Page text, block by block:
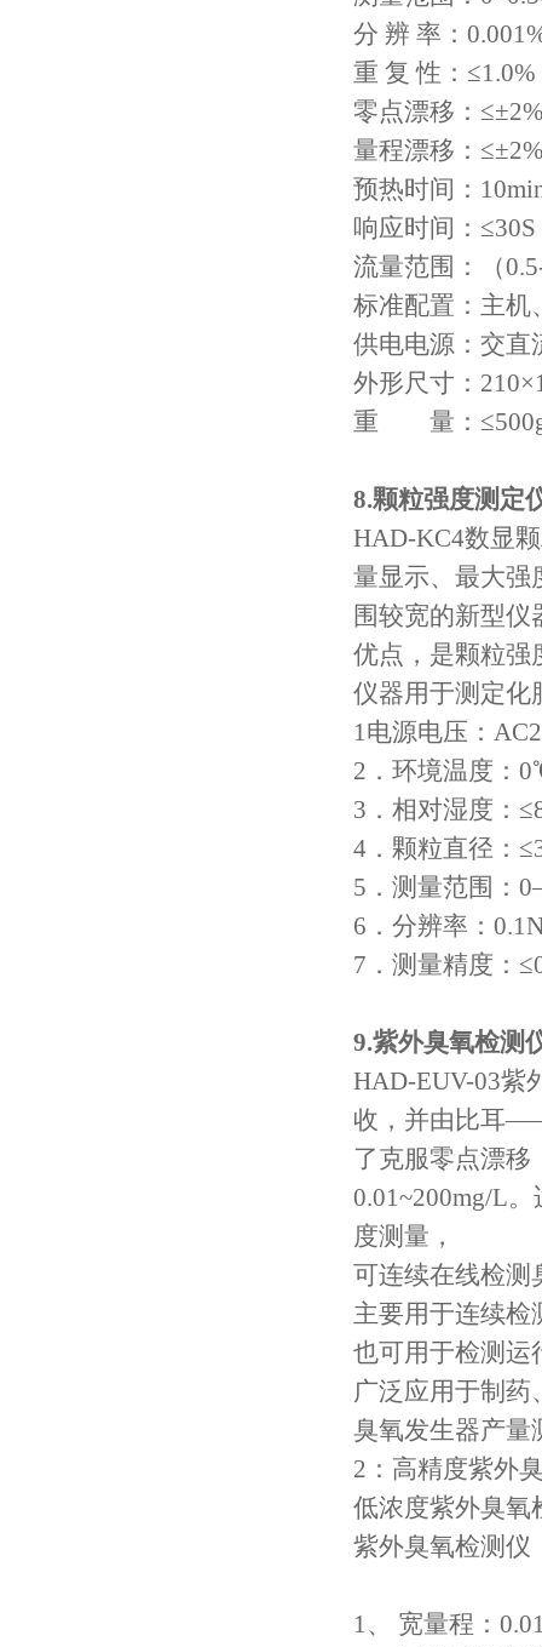
分 辨 率：
重 复 性：≤1.0%
零点漂移：≤±
量程漂移：≤±
预热时间：
响应时间：≤30S
流量范围：（
标准配置：主机
供电电源：交直
外形尺寸： 210×
重 量：≤
8.颗粒强度测定
HAD-KC4数显
量显示、最大强
围较宽的新型
优点，是颗粒强
仪器用于测定化
1电源电压：
2 ．环境温度： 0
3 ．相对湿度：≤
4 ．颗粒直径：≤
5 ．测量范围： 0
6 ．分辨率：
7 ．测量精度：≤
9.紫外臭氧检测
HAD-EUV-03紫
收，并由比耳
了克服零点漂移
0.01~200mg/L。
度测量，
可连续在线检测
主要用于连续检
也可用于检测运
广泛应用于制
臭氧发生器产量
2 ：高精度紫外
低浓度紫外臭氧
紫外臭氧检测仪
1、 宽量程：